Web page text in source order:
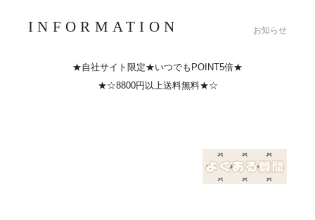
INFORMATION お知らせ
★自社サイト限定★いつでもPOINT5倍★
★☆8800円以上送料無料★☆